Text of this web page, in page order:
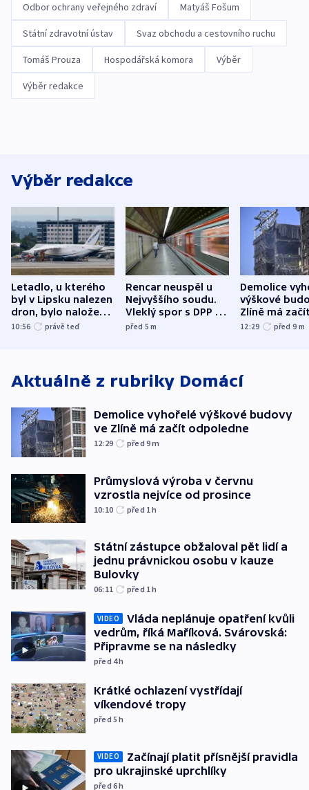
Odbor ochrany veřejného zdraví Matyáš Fošum
Státní zdravotní ústav Svaz obchodu a cestovního ruchu
Tomáš Prouza Hospodářská komora Výběr
Výběr redakce
Výběr redakce
Letadlo, u kterého
byl v Lipsku nalezen
dron, bylo naložené
municí, píší média
10:56 právě teď
Rencar neuspěl u
Nejvyššího soudu.
Vleklý spor s DPP o
reklamní plochu
před 5m
Demolice
výškové
Zlíně má
odpoledne
12:29 před 9 m
Aktuálně z rubriky Domácí
Demolice vyhořelé výškové budovy
ve Zlíně má začít odpoledne
12:29 před 9m
Průmyslová výroba v červnu
vzrostla nejvíce od prosince
10:10 před 1h
Státní zástupce obžaloval pět lidí a
jednu právnickou osobu v kauze
Bulovky
06:11 před 1h
VIDEO
Vláda neplánuje opatření kvůli
vedrům, říká Maříková. Svárovská:
Připravme se na následky
před 4h
Krátké ochlazení vystřídají
víkendové tropy
před 5h
VIDEO
Začínají platit přísnější pravidla
pro ukrajinské uprchlíky
před 6h